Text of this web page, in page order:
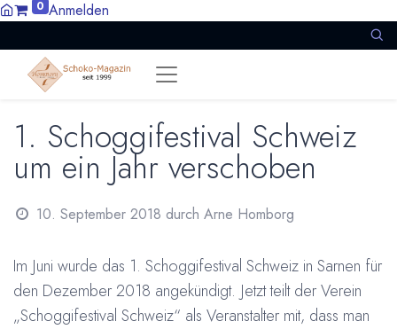
0 Anmelden
1. Schoggifestival Schweiz
um ein Jahr verschoben
10. September 2018 durch Arne Homborg
Im Juni wurde das 1. Schoggifestival Schweiz in Sarnen für
den Dezember 2018 angekündigt. Jetzt teilt der Verein
„Schoggifestival Schweiz“ als Veranstalter mit, dass man